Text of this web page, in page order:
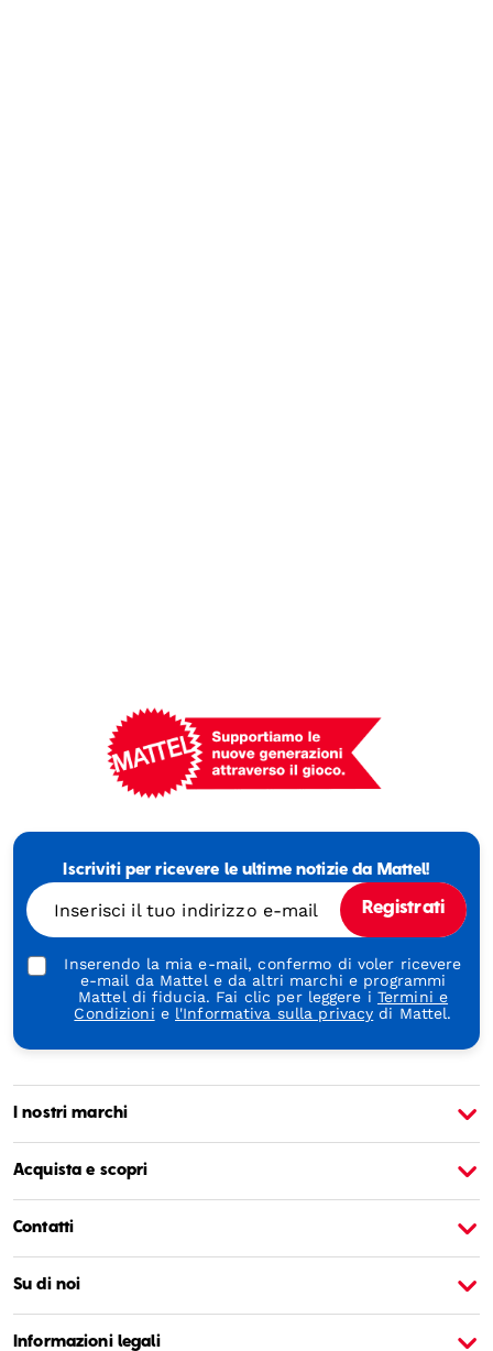
-
Generations
Play
Iscriviti per ricevere le ultime notizie da Mattel!
Inserisci il tuo indirizzo e-mail Registrati
Inserendo la mia e-mail, confermo di voler ricevere
e-mail da Mattel e da altri marchi e programmi
Mattel di fiducia. Fai clic per leggere i Termini e
Condizioni e l'Informativa sulla privacy di Mattel.
I nostri marchi
Acquista e scopri
Contatti
Su di noi
Informazioni legali